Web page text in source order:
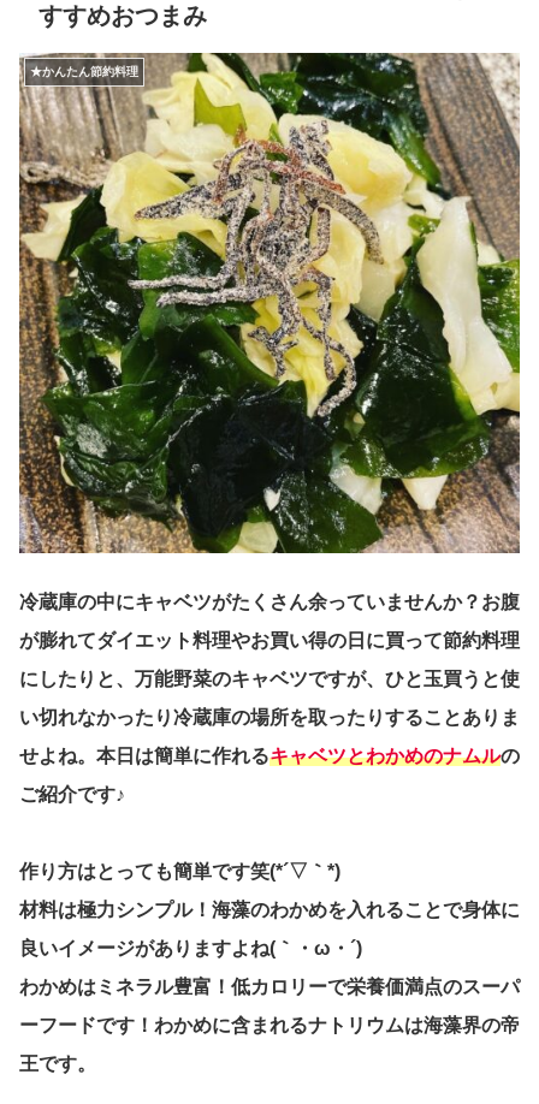
すすめおつまみ
★かんたん節約料理
冷蔵庫の中にキャベツがたくさん余っていませんか？お腹
が膨れてダイエット料理やお買い得の日に買って節約料理
にしたりと、万能野菜のキャベツですが、ひと玉買うと使
い切れなかったり冷蔵庫の場所を取ったりすることありま
せよね。本日は簡単に作れるキャベツとわかめのナムルの
ご紹介です♪
作り方はとっても簡単です笑(*´▽｀*)
材料は極力シンプル！海藻のわかめを入れることで身体に
良いイメージがありますよね(｀・ω・´)
わかめはミネラル豊富！低カロリーで栄養価満点のスーパ
ーフードです！わかめに含まれるナトリウムは海藻界の帝
王です。